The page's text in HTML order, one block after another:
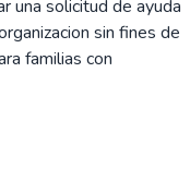
una solicitud de ayuda
sin fines de
familias con